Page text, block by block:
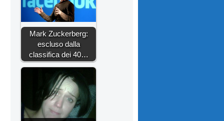
Mark Zuckerberg:
escluso dalla
classifica dei 40…